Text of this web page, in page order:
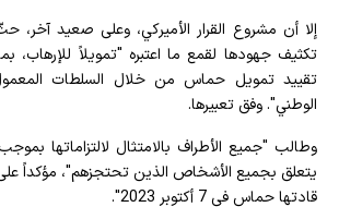
إلا أن مشروع القرار الأميركي، وعلى صعيد آخر،
تكثيف جهودها لقمع ما اعتبره "تمويلاً
تقييد تمويل حماس من خلال السلطات
الوطني". وفق تعبيرها.
وطالب "جميع الأطراف بالامتثال لالتزاماتها
يتعلق بجميع الأشخاص الذين تحتجزهم"، مؤكداً
قادتها حماس في 7 أكتوبر 2023".